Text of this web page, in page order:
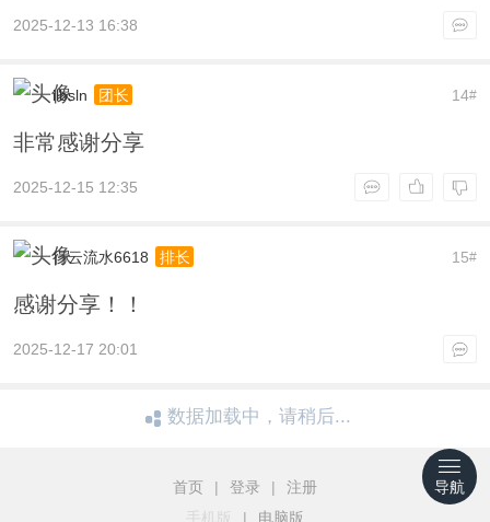
2025-12-13 16:38
14#
ilbsln 团长
非常感谢分享
2025-12-15 12:35
15#
行云流水6618 排长
感谢分享！！
2025-12-17 20:01
数据加载中，请稍后...
首页 | 登录 |
注册
手机版
| 电脑版
导航